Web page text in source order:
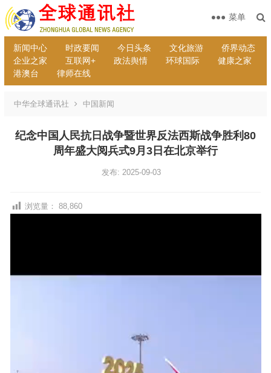
新闻中心 时政要闻 今日头条 文化旅游
侨界动态
企业之家
互联网+ 政法舆情 环球国际
健康之家
港澳台
律师在线
菜单
中华全球通讯社 中国新闻
纪念中国人民抗日战争暨世界反法西斯战争胜利80
周年盛大阅兵式9月3日在北京举行
发布: 2025-09-03
浏览量： 88,860